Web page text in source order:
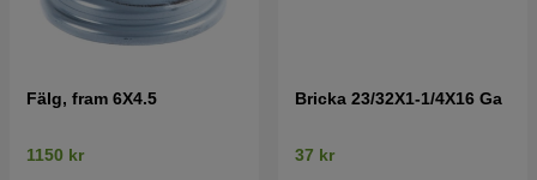
Fälg, fram 6X4.5
1150 kr
Bricka 23/32X1-1/4X16 Ga
37 kr